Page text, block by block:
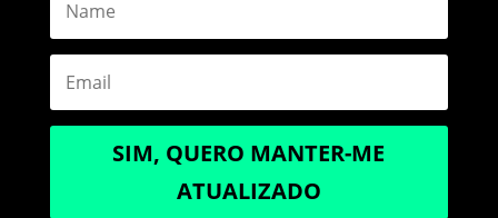
SIM, QUERO MANTER-ME
ATUALIZADO